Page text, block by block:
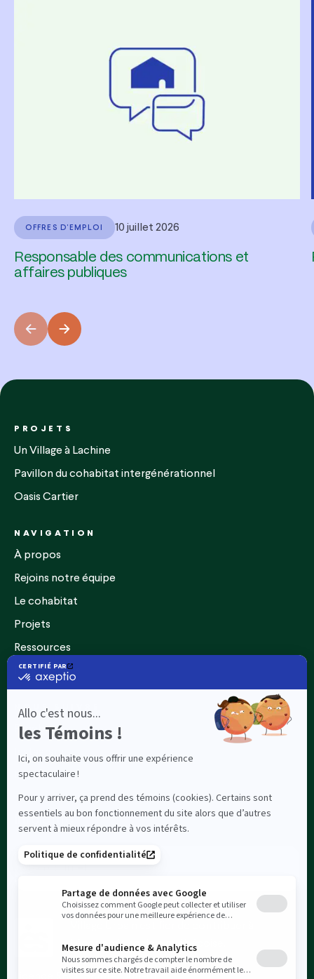
OFFRES D'EMPLOI 10 juillet 2026
Responsable des communications et
affaires publiques
PROJETS
Un Village à Lachine
Pavillon du cohabitat intergénérationnel
Oasis Cartier
NAVIGATION
À propos
Rejoins notre équipe
Le cohabitat
Projets
Ressources
Parlons-nous
NOUS SUIVRE
Facebook
Instagram
Linkedin
Infolettre
COURRIEL
l’économie sociale québécoise.